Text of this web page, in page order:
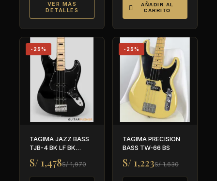
VER MÁS
DETALLES

AÑADIR AL
CARRITO
-25%
TAGIMA JAZZ BASS
TJB-4 BK LF BK
S/ 1,478S/ 1,970
-25%
TAGIMA PRECISION
BASS TW-66 BS
S/ 1,223S/ 1,630